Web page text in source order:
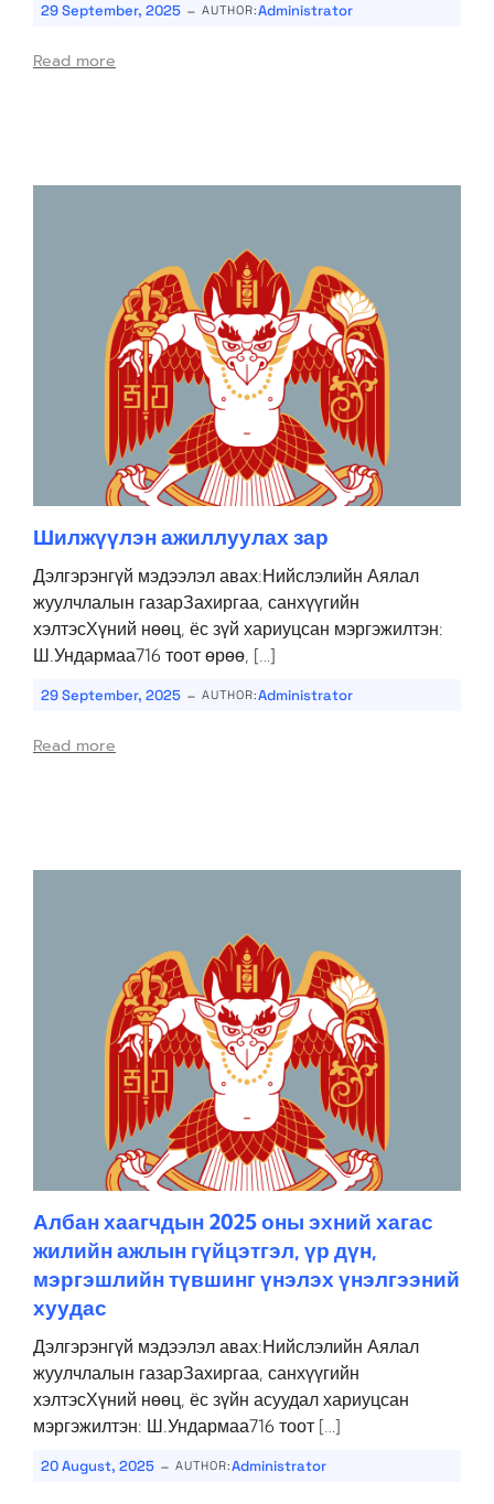
29 September, 2025 - AUTHOR:Administrator
Read more
Шилжүүлэн ажиллуулах зар
Дэлгэрэнгүй мэдээлэл авах:Нийслэлийн Аялал
жуулчлалын газарЗахиргаа, санхүүгийн
хэлтэсХүний нөөц, ёс зүй хариуцсан мэргэжилтэн:
Ш.Ундармаа716 тоот өрөө, […]
29 September, 2025 - AUTHOR:Administrator
Read more
Албан хаагчдын 2025 оны эхний хагас
жилийн ажлын гүйцэтгэл, үр дүн,
мэргэшлийн түвшинг үнэлэх үнэлгээний
хуудас
Дэлгэрэнгүй мэдээлэл авах:Нийслэлийн Аялал
жуулчлалын газарЗахиргаа, санхүүгийн
хэлтэсХүний нөөц, ёс зүйн асуудал хариуцсан
мэргэжилтэн: Ш.Ундармаа716 тоот […]
20 August, 2025 - AUTHOR:Administrator